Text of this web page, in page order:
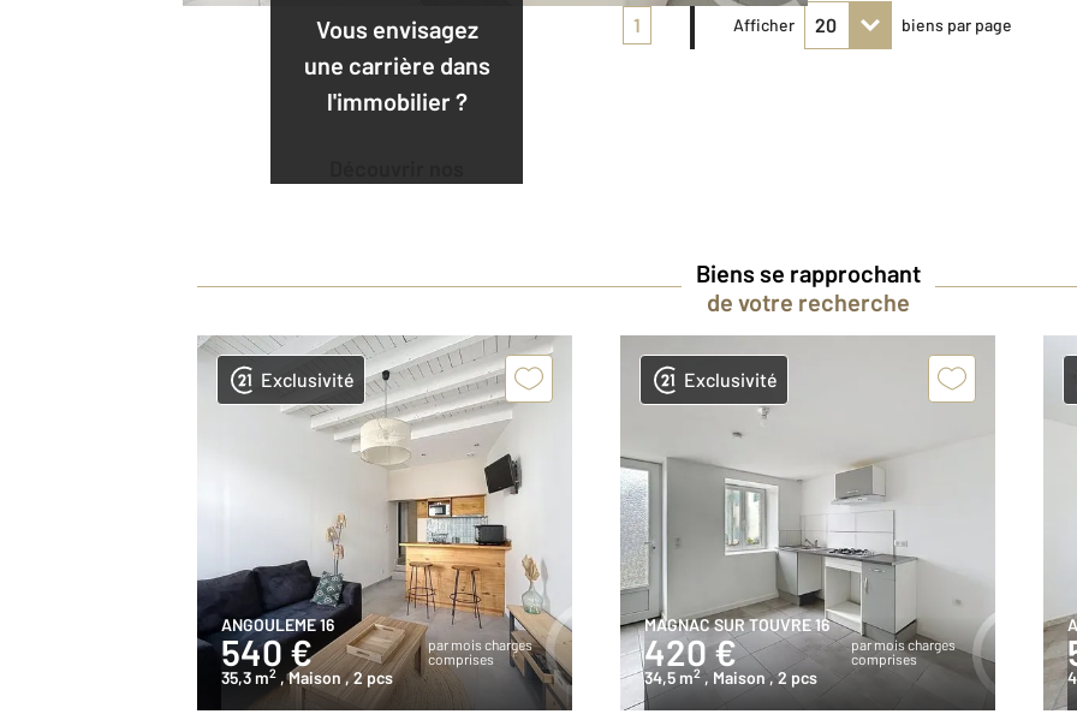
Vous envisagez
une carrière dans
l'immobilier ?
1 Afficher biens par page
Biens se rapprochant
de votre recherche
Exclusivité
ANGOULEME 16
540 €
par mois charges
comprises
35,3 m2 , Maison , 2 pcs
Exclusivité
MAGNAC SUR TOUVRE 16
420 €
par mois charges
comprises
34,5 m2 , Maison, 2 pcs